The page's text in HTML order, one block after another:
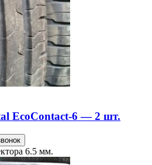
EcoContact-6 — 2 шт.
6.5 мм.